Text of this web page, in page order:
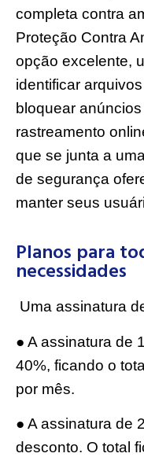
completa contra
Proteção Contra
opção excelente,
identificar
bloquear
rastreamento
que se junta a
de segurança
manter seus
Planos para
necessidades
Uma assinatura
● A assinatura de
40%, ficando o
por mês.
● A assinatura de
desconto. O total